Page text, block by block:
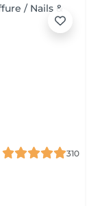
310